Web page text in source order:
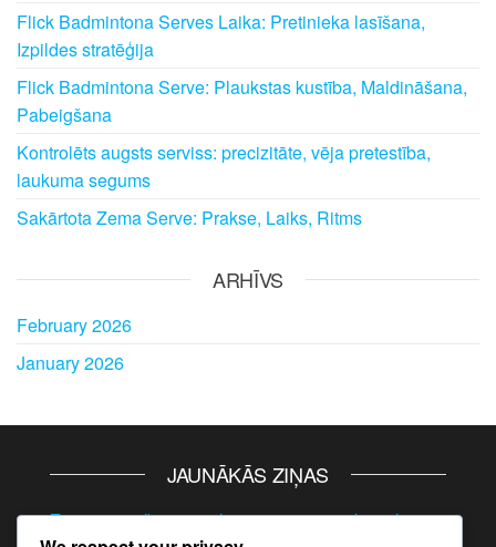
Flick Badmintona Serves Laika: Pretinieka lasīšana,
Izpildes stratēģija
Flick Badmintona Serve: Plaukstas kustība, Maldināšana,
Pabeigšana
Kontrolēts augsts serviss: precizitāte, vēja pretestība,
laukuma segums
Sakārtota Zema Serve: Prakse, Laiks, Ritms
ARHĪVS
February 2026
January 2026
JAUNĀKĀS ZIŅAS
Zema servēšanas pielāgojumi: pretinieku stili,